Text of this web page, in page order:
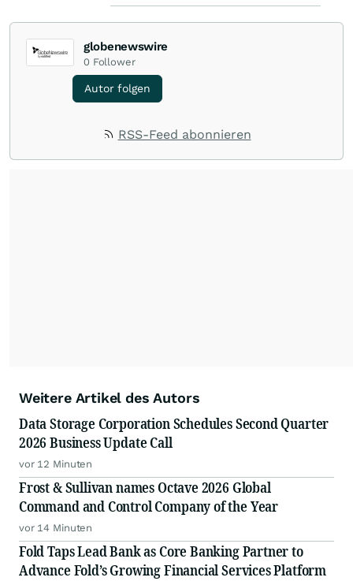
globenewswire
0 Follower
Autor folgen
RSS-Feed abonnieren
Weitere Artikel des Autors
Data Storage Corporation Schedules Second Quarter
2026 Business Update Call
vor 12 Minuten
Frost & Sullivan names Octave 2026 Global
Command and Control Company of the Year
vor 14 Minuten
Fold Taps Lead Bank as Core Banking Partner to
Advance Fold’s Growing Financial Services Platform